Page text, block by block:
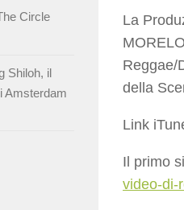
La
Reggae/
della
Link
Il primo
video-di-
Circle
Shiloh, il
Amsterdam